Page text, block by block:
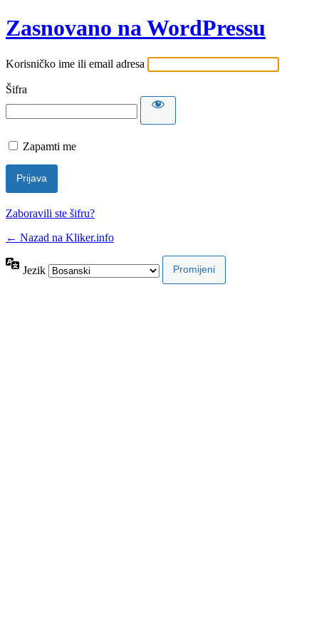
Zasnovano na WordPressu
Korisničko ime ili email adresa
Šifra
Zapamti me
Zaboravili ste šifru?
← Nazad na Kliker.info
Jezik